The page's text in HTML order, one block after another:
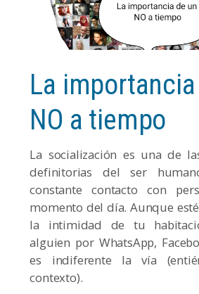
La
NO a tiempo
La socialización es una de
definitorias del ser
constante contacto con
momento del día. Aunque
la intimidad de tu
alguien por WhatsApp,
es indiferente la vía
contexto).